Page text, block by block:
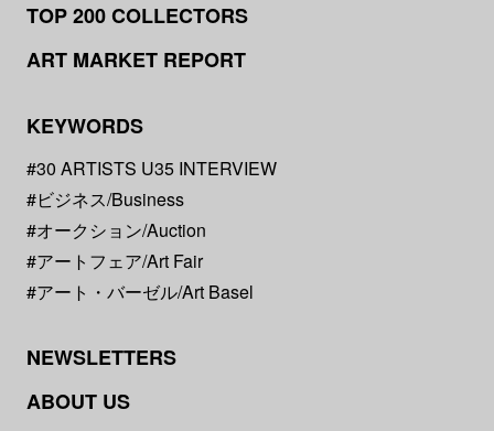
TOP 200 COLLECTORS
ART MARKET REPORT
KEYWORDS
#30 ARTISTS U35 INTERVIEW
#ビジネス/Business
#オークション/Auction
#アートフェア/Art Fair
#アート・バーゼル/Art Basel
NEWSLETTERS
ABOUT US